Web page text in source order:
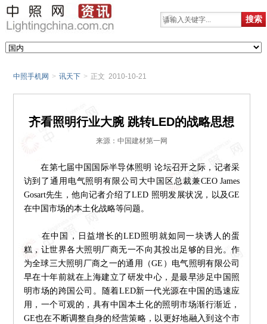
中照手机网 > 讯天下 > 正文 2010-10-21
齐看照明行业大腕 跳转LED的战略思想
来源：中国建材第一网
在第七届中国国际半导体照明 论坛召开之际，记者采
访到了通用电气照明有限公司大中国区总裁兼CEO James
Gosart先生，他向记者介绍了LED 照明发展状况，以及GE
在中国市场的本土化战略等问题。
在中国，日益增长的LED照明就如同一块诱人的蛋
糕，让世界各大照明厂商无一不向其投出足够的目光。作
为全球三大照明厂商之一的通用（GE）电气照明有限公司
早在十年前就在上海建立了研发中心，是最早涉足中国照
明市场的跨国公司。随着LED新一代光源在中国的迅速应
用，一个可观的，具有中国本土化的照明市场渐行渐近，
GE也在不断调整自身的经营策略，以更好地融入到这个市